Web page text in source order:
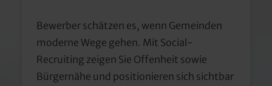
Bewerber schätzen es, wenn Gemeinden
moderne Wege gehen. Mit Social-
Recruiting zeigen Sie Offenheit sowie
Bürgernähe und positionieren sich sichtbar